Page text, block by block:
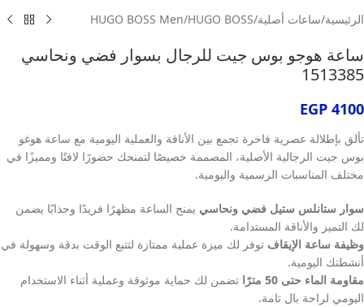
الرئيسية/ساعات أصلية/
HUGO BOSS
/
HUGO BOSS Men
ساعة هوجو بوس جيت للرجال بسوار فضي ونحاسي
1513385
EGP 4100
تألق بإطلالة عصرية فاخرة تجمع بين الأناقة والعملية اليومية مع ساعة هوغو
بوس جيت الرجالية الأصلية، المصممة خصيصًا لتمنحك حضورًا لافتًا ومميزًا في
مختلف المناسبات الرسمية واليومية.
سوار ستانلس ستيل فضي ونحاسي يمنح الساعة مظهرًا فريدًا وجذابًا يضمن
لك التميز والأناقة المستدامة.
وظيفة ساعة الإيقاف توفر لك ميزة عملية ممتازة لتتبع الوقت بدقة وسهولة في
أنشطتك اليومية.
مقاومة الماء حتى 50 مترًا
تضمن لك حماية موثوقة وعملية أثناء الاستخدام
اليومي لراحة بال تامة.